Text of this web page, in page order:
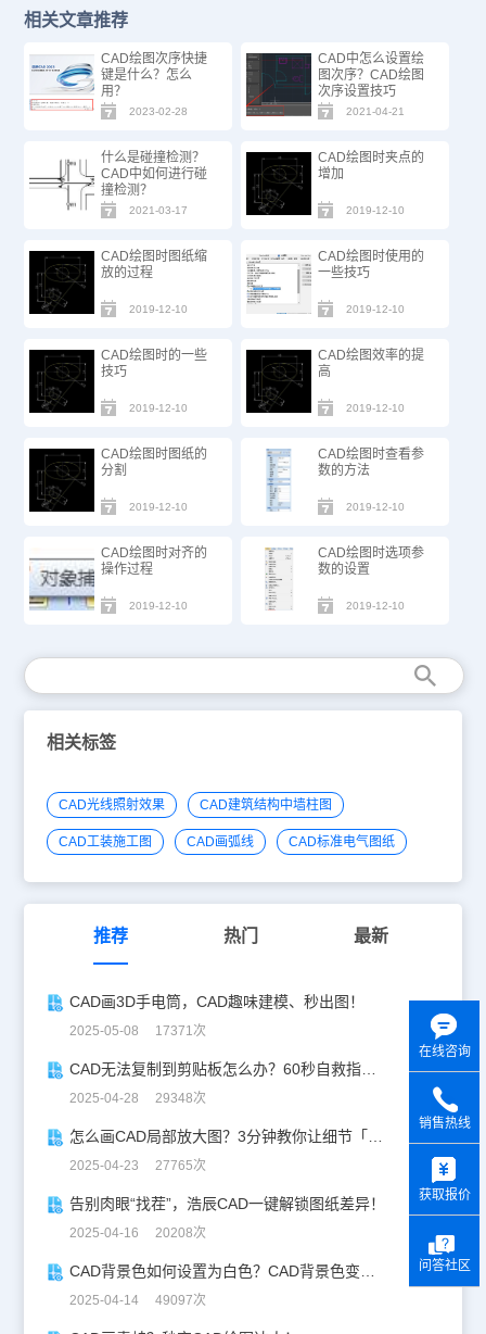
相关文章推荐
CAD绘图次序快捷
键是什么？怎么
用？
2023-02-28
CAD中怎么设置绘
图次序？CAD绘图
次序设置技巧
2021-04-21
什么是碰撞检测？
CAD中如何进行碰
撞检测？
2021-03-17
CAD绘图时夹点的
增加
2019-12-10
CAD绘图时图纸缩
放的过程
2019-12-10
CAD绘图时使用的
一些技巧
2019-12-10
CAD绘图时的一些
技巧
2019-12-10
CAD绘图效率的提
高
2019-12-10
CAD绘图时图纸的
分割
2019-12-10
CAD绘图时查看参
数的方法
2019-12-10
CAD绘图时对齐的
操作过程
2019-12-10
CAD绘图时选项参
数的设置
2019-12-10
相关标签
CAD光线照射效果 CAD建筑结构中墙柱图
CAD工装施工图 CAD画弧线 CAD标准电气图纸
推荐 热门 最新
CAD画3D手电筒，CAD趣味建模、秒出图！
2025-05-08 17371次
CAD无法复制到剪贴板怎么办？60秒自救指南！
2025-04-28 29348次
怎么画CAD局部放大图？3分钟教你让细节「说话」！
2025-04-23 27765次
告别肉眼“找茬”，浩辰CAD一键解锁图纸差异！
2025-04-16 20208次
CAD背景色如何设置为白色？CAD背景色变白实操指南
2025-04-14 49097次
在线咨询
销售热线
获取报价
问答社区